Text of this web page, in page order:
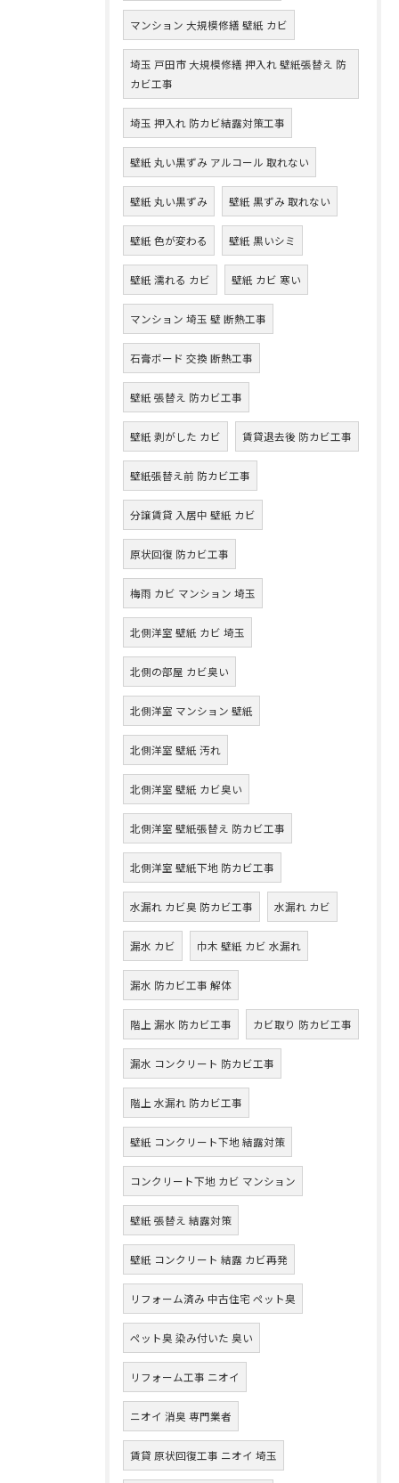
マンション 大規模修繕 壁紙 カビ
埼玉 戸田市 大規模修繕 押入れ 壁紙張替え 防
カビ工事
埼玉 押入れ 防カビ結露対策工事
壁紙 丸い黒ずみ アルコール 取れない
壁紙 丸い黒ずみ 壁紙 黒ずみ 取れない
壁紙 色が変わる 壁紙 黒いシミ
壁紙 濡れる カビ 壁紙 カビ 寒い
マンション 埼玉 壁 断熱工事
石膏ボード 交換 断熱工事
壁紙 張替え 防カビ工事
壁紙 剥がした カビ 賃貸退去後 防カビ工事
壁紙張替え前 防カビ工事
分譲賃貸 入居中 壁紙 カビ
原状回復 防カビ工事
梅雨 カビ マンション 埼玉
北側洋室 壁紙 カビ 埼玉
北側の部屋 カビ臭い
北側洋室 マンション 壁紙
北側洋室 壁紙 汚れ
北側洋室 壁紙 カビ臭い
北側洋室 壁紙張替え 防カビ工事
北側洋室 壁紙下地 防カビ工事
水漏れ カビ臭 防カビ工事 水漏れ カビ
漏水 カビ 巾木 壁紙 カビ 水漏れ
漏水 防カビ工事 解体
階上 漏水 防カビ工事 カビ取り 防カビ工事
漏水 コンクリート 防カビ工事
階上 水漏れ 防カビ工事
壁紙 コンクリート下地 結露対策
コンクリート下地 カビ マンション
壁紙 張替え 結露対策
壁紙 コンクリート 結露 カビ再発
リフォーム済み 中古住宅 ペット臭
ペット臭 染み付いた 臭い
リフォーム工事 ニオイ
ニオイ 消臭 専門業者
賃貸 原状回復工事 ニオイ 埼玉